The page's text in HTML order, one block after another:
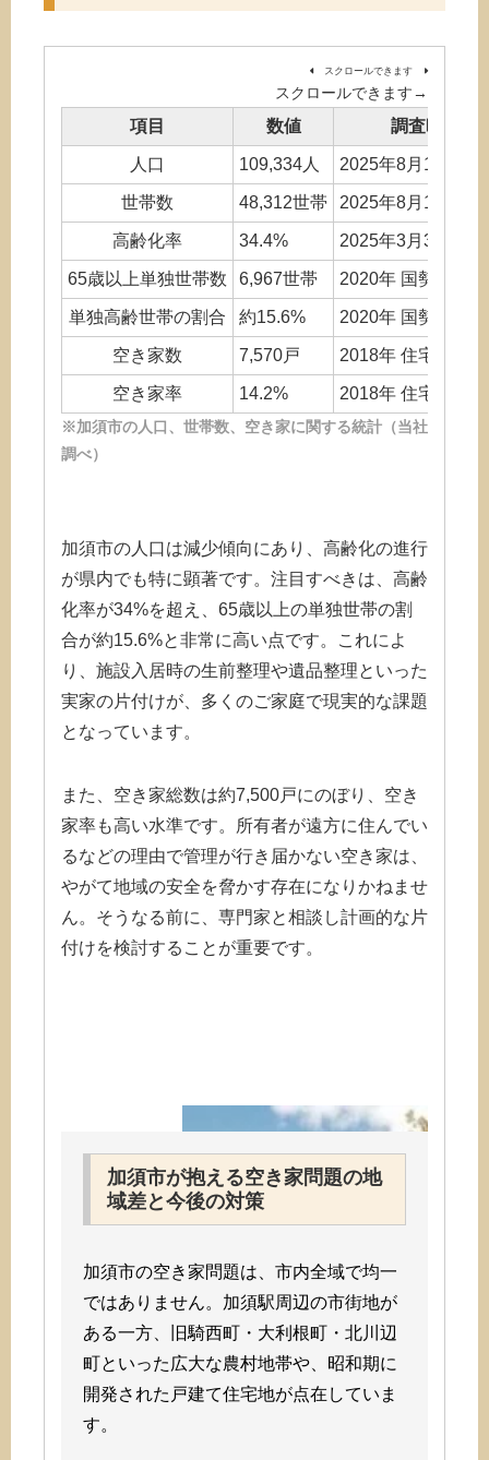
スクロールできます
項目 数値 調査時点(推
人口 109,334人 2025年8月1日 加
世帯数 48,312世帯 2025年8月1日 加
高齢化率 34.4% 2025年3月31日 加
65歳以上単独世帯数 6,967世帯 2020年 国勢調査
単独高齢世帯の割合 約15.6% 2020年 国勢調査
空き家数 7,570戸 2018年 住宅・土
空き家率 14.2% 2018年 住宅・土
※加須市の人口、世帯数、空き家に関する統計（当社
調べ）
加須市の人口は減少傾向にあり、高齢化の進行
が県内でも特に顕著です。注目すべきは、高齢
化率が34%を超え、65歳以上の単独世帯の割
合が約15.6%と非常に高い点です。これによ
り、施設入居時の生前整理や遺品整理といった
実家の片付けが、多くのご家庭で現実的な課題
となっています。
また、空き家総数は約7,500戸にのぼり、空き
家率も高い水準です。所有者が遠方に住んでい
るなどの理由で管理が行き届かない空き家は、
やがて地域の安全を脅かす存在になりかねませ
ん。そうなる前に、専門家と相談し計画的な片
付けを検討することが重要です。
加須市が抱える空き家問題の地
域差と今後の対策
加須市の空き家問題は、市内全域で均一
ではありません。加須駅周辺の市街地が
ある一方、旧騎西町・大利根町・北川辺
町といった広大な農村地帯や、昭和期に
開発された戸建て住宅地が点在していま
す。